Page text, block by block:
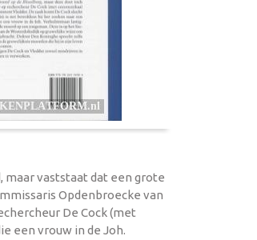
maar vaststaat dat een grote
Opdenbroecke van
De Cock (met
een vrouw in de Joh.